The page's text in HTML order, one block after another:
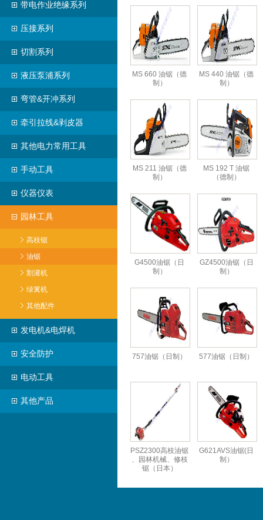
带电作业绝缘系列
压接系列
切割系列
液压泵浦系列
弯管&开冲系列
牵引拉线&剥皮器
其他电力常用工具
手动工具
仪器仪表
园林工具
高枝锯
油锯
割灌机
绿篱机
其他配件
发电机&电焊机
安全防护
电动工具
其他产品
MS 660 油锯（德
制）
MS 440 油锯（德
制）
MS 211 油锯（德
制）
MS 192 T 油锯
（德制）
G4500油锯（日
制）
GZ4500油锯（日
制）
757油锯（日制） 577油锯（日制）
PSZ2300高枝油锯
、园林机械、修枝
锯（日本）
G621AVS油锯(日
制）